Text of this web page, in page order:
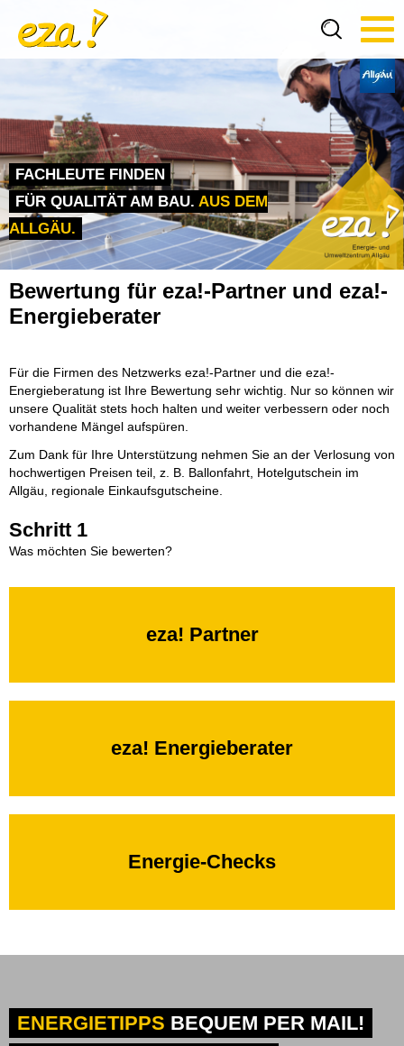
FACHLEUTE FINDEN
FÜR QUALITÄT AM BAU. AUS DEM
ALLGÄU.
Bewertung für eza!-Partner und eza!-
Energieberater
Für die Firmen des Netzwerks eza!-Partner und die eza!-
Energieberatung ist Ihre Bewertung sehr wichtig. Nur so können wir
unsere Qualität stets hoch halten und weiter verbessern oder noch
vorhandene Mängel aufspüren.
Zum Dank für Ihre Unterstützung nehmen Sie an der Verlosung von
hochwertigen Preisen teil, z. B. Ballonfahrt, Hotelgutschein im
Allgäu, regionale Einkaufsgutscheine.
Schritt 1
Was möchten Sie bewerten?
eza! Partner
eza! Energieberater
Energie-Checks
ENERGIETIPPS BEQUEM PER MAIL!